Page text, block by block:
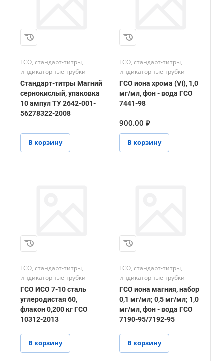
ГСО, стандарт-титры,
индикаторные трубки
Стандарт-титры Магний
сернокислый, упаковка
10 ампул ТУ 2642-001-
56278322-2008
В корзину
ГСО, стандарт-титры,
индикаторные трубки
ГСО иона хрома (VI), 1,0
мг/мл, фон - вода ГСО
7441-98
900.00 ₽
В корзину
ГСО, стандарт-титры,
индикаторные трубки
ГСО ИСО 7-10 сталь
углеродистая 60,
флакон 0,200 кг ГСО
10312-2013
В корзину
ГСО, стандарт-титры,
индикаторные трубки
ГСО иона магния, набор
0,1 мг/мл; 0,5 мг/мл; 1,0
мг/мл, фон - вода ГСО
7190-95/7192-95
В корзину